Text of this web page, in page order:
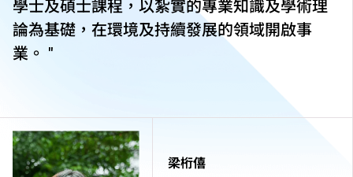
梁桁僖
學士及碩士課程，以紮實的專業知識及學術理
論為基礎，在環境及持續發展的領域開啟事
業。 "